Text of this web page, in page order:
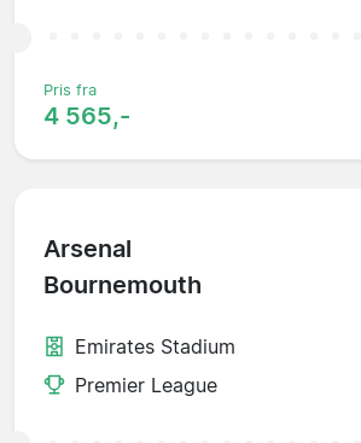
Pris fra
4 565,-
Arsenal
Bournemouth
Emirates Stadium
Premier League